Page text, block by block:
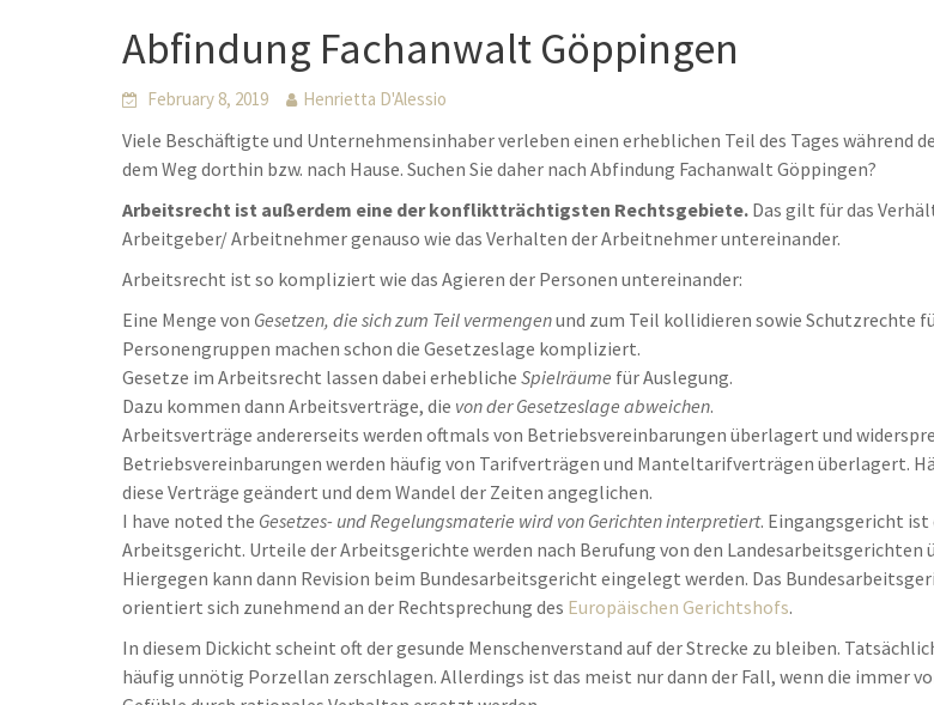
Abfindung Fachanwalt Göppingen
February 8, 2019 Henrietta D'Alessio
Viele Beschäftigte und Unternehmensinhaber verleben einen erheblichen Teil des Tages während
dem Weg dorthin bzw. nach Hause. Suchen Sie daher nach Abfindung Fachanwalt Göppingen?
Arbeitsrecht ist außerdem eine der konfliktträchtigsten Rechtsgebiete. Das gilt für das
Arbeitgeber/ Arbeitnehmer genauso wie das Verhalten der Arbeitnehmer untereinander.
Arbeitsrecht ist so kompliziert wie das Agieren der Personen untereinander:
Eine Menge von Gesetzen, die sich zum Teil vermengenund zum Teil kollidieren sowie Schutzrechte
Personengruppen machen schon die Gesetzeslage kompliziert.
Gesetze im Arbeitsrecht lassen dabei erhebliche Spielräume für Auslegung.
Dazu kommen dann Arbeitsverträge, die von der Gesetzeslage abweichen.
Arbeitsverträge andererseits werden oftmals von Betriebsvereinbarungen überlagert und
Betriebsvereinbarungen werden häufig von Tarifverträgen und Manteltarifverträgen überlagert.
diese Verträge geändert und dem Wandel der Zeiten angeglichen.
I have noted the Gesetzes- und Regelungsmaterie wird von Gerichten interpretiert. Eingangsgericht ist
Arbeitsgericht. Urteile der Arbeitsgerichte werden nach Berufung von den Landesarbeitsgerichten
Hiergegen kann dann Revision beim Bundesarbeitsgericht eingelegt werden. Das
orientiert sich zunehmend an der Rechtsprechung des Europäischen Gerichtshofs.
In diesem Dickicht scheint oft der gesunde Menschenverstand auf der Strecke zu bleiben.
häufig unnötig Porzellan zerschlagen. Allerdings ist das meist nur dann der Fall, wenn die immer